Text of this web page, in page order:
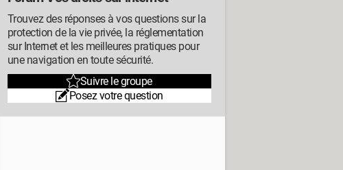
Trouvez des réponses à vos questions sur la
protection de la vie privée, la réglementation
sur Internet et les meilleures pratiques pour
une navigation en toute sécurité.
Suivre le groupe
Posez votre question